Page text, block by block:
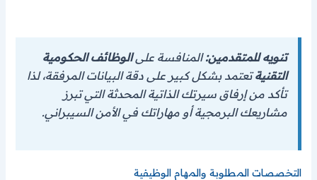
تنويه للمتقدمين:المنافسة علىالوظائف الحكومية
التقنيةتعتمد بشكل كبير على دقة البيانات المرفقة، لذا
تأكد من إرفاق سيرتك الذاتية المحدثة التي تبرز
مشاريعك البرمجية أو مهاراتك في الأمن السيبراني.
التخصصات المطلوبة والمهام الوظيفية